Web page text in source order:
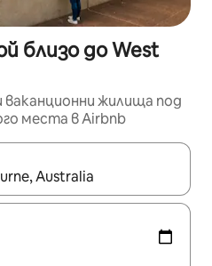
близо до West
ваканционни жилища под
места в Airbnb
използвайте